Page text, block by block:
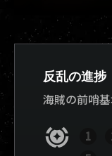
反乱の進捗
海賊の前哨
1